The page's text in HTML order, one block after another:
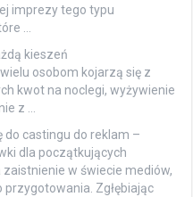
imprezy tego typu
…
kieszeń
osobom kojarzą się z
kwot na noclegi, wyżywienie
z …
do castingu do reklam –
dla początkujących
w świecie mediów,
Zgłębiając